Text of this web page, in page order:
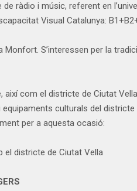
ràdio i músic, referent en
Visual Catalunya:
S’interessen per la
com el districte de Ciutat
culturals del
per a aquesta ocasió:
el districte de Ciutat Vella